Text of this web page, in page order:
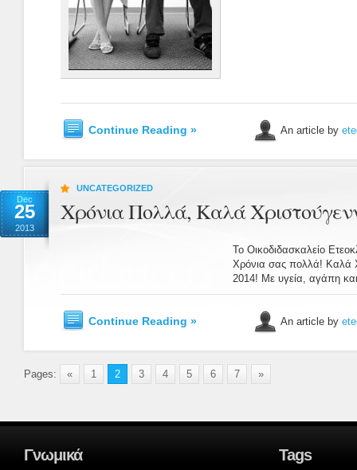
Continue Reading » An article by
Dec
25
2013
UNCATEGORIZED
Χρόνια Πολλά, Καλά
Το Οικοδιδασκαλείο
Χρόνια σας πολλά! Καλά
2014! Με υγεία, αγάπη
Continue Reading » An article by
Pages: « 1 2 3 4 5 6 7 »
Γνωμικά Tags